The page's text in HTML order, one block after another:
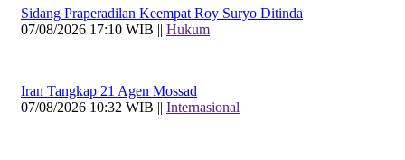
Sidang Praperadilan Keempat Roy Suryo Ditinda
07/08/2026 17:10 WIB || Hukum
Iran Tangkap 21 Agen Mossad
07/08/2026 10:32 WIB || Internasional